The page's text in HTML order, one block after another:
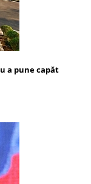
a pune capăt